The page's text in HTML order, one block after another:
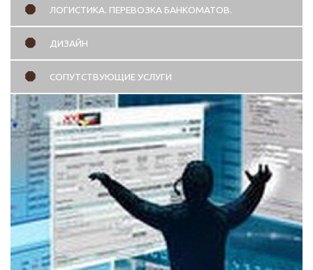
ЛОГИСТИКА. ПЕРЕВОЗКА БАНКОМАТОВ.
ДИЗАЙН
СОПУТСТВУЮЩИЕ УСЛУГИ